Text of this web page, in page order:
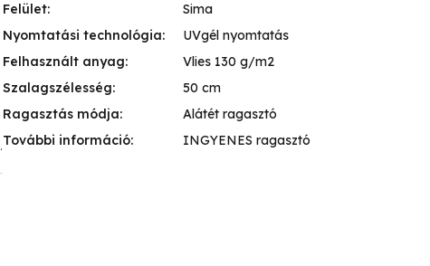
.
Felület:
Sima
Nyomtatási technológia:
UVgél nyomtatás
Felhasznált anyag:
Vlies 130 g/m2
Szalagszélesség:
50 cm
Ragasztás módja:
Alátét ragasztó
További információ: INGYENES ragasztó